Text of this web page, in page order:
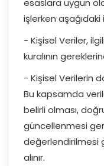
esaslara uygun
işlerken
- Kişisel Veriler,
kuralının
- Kişisel Verilerin
Bu kapsamda
belirli olması,
güncellenmesi
değerlendirilmesi
alınır.